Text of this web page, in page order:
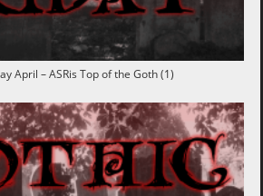
April – ASRis Top of the Goth (1)